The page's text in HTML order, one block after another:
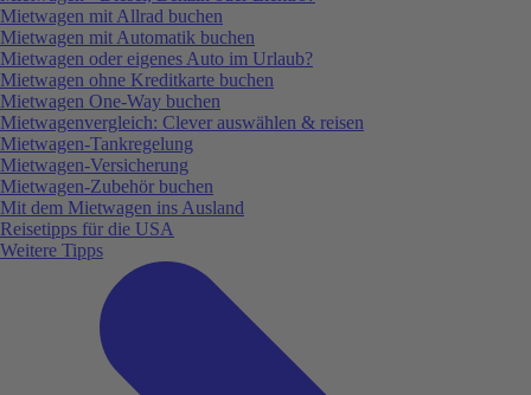
Mietwagen mit Allrad buchen
Mietwagen mit Automatik buchen
Mietwagen oder eigenes Auto im Urlaub?
Mietwagen ohne Kreditkarte buchen
Mietwagen One-Way buchen
Mietwagenvergleich: Clever auswählen & reisen
Mietwagen-Tankregelung
Mietwagen-Versicherung
Mietwagen-Zubehör buchen
Mit dem Mietwagen ins Ausland
Reisetipps für die USA
Weitere Tipps